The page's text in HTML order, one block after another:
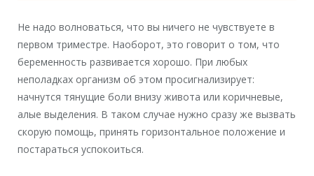
Не надо волноваться, что вы ничего не чувствуете в
первом триместре. Наоборот, это говорит о том, что
беременность развивается хорошо. При любых
неполадках организм об этом просигнализирует:
начнутся тянущие боли внизу живота или коричневые,
алые выделения. В таком случае нужно сразу же вызвать
скорую помощь, принять горизонтальное положение и
постараться успокоиться.